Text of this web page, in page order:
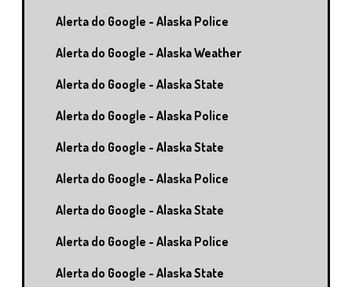
Alerta do Google - Alaska Police
Alerta do Google - Alaska Weather
Alerta do Google - Alaska State
Alerta do Google - Alaska Police
Alerta do Google - Alaska State
Alerta do Google - Alaska Police
Alerta do Google - Alaska State
Alerta do Google - Alaska Police
Alerta do Google - Alaska State